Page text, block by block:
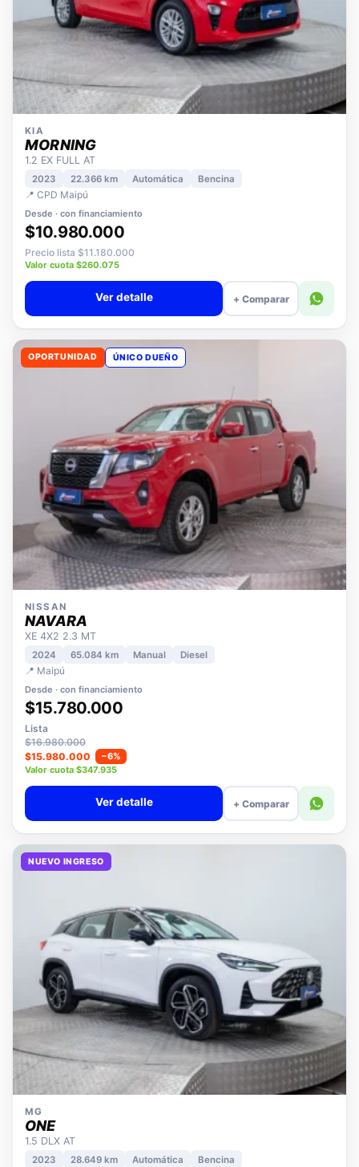
KIA
MORNING
1.2 EX FULL AT
2023 22.366 km
📍 CPD Maipú
Desde · con financiamiento
$10.980.000
Precio lista $11.180.000
Valor cuota $260.075
+ Comparar
OPORTUNIDAD
NISSAN
NAVARA
XE 4X2 2.3 MT
2024
📍 Maipú
Desde · con financiamiento
$15.780.000
Lista
$16.980.000
$15.980.000
−6%
Valor cuota $347.935
+ Comparar
MG
ONE
1.5 DLX AT